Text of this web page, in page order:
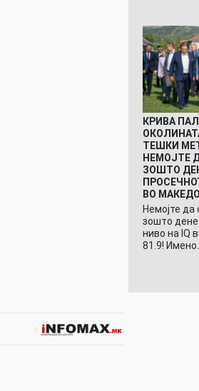
КРИВА
ТЕШКИ
НЕМОЈТЕ
ЗОШТО
ВО
Немојте да
зошто
ниво на IQ
81.9!